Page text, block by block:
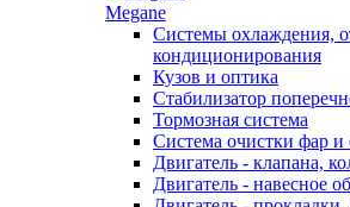
Megane
Системы охлаждения,
кондиционирования
Кузов и оптика
Стабилизатор
Тормозная система
Система очистки фар и
Двигатель - клапана,
Двигатель - навесное